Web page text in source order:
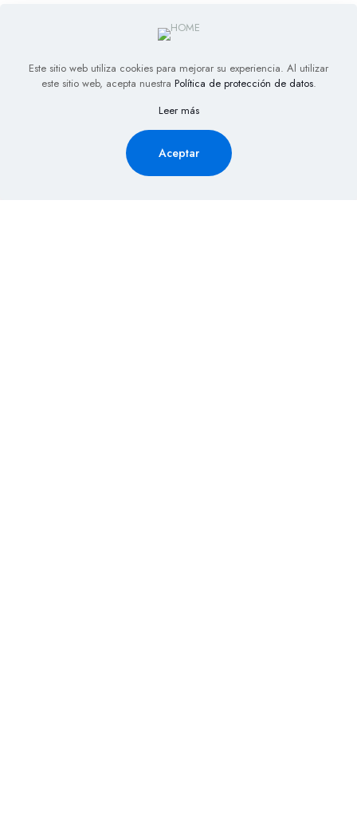
Este sitio web utiliza cookies para mejorar su experiencia. Al utilizar
este sitio web, acepta nuestra Política de protección de datos.
Leer más
Aceptar